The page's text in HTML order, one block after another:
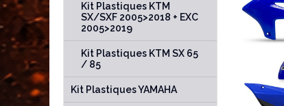
Kit Plastiques KTM
SX/SXF 2005>2018 + EXC
2005>2019
Kit Plastiques KTM SX 65
/ 85
Kit Plastiques YAMAHA